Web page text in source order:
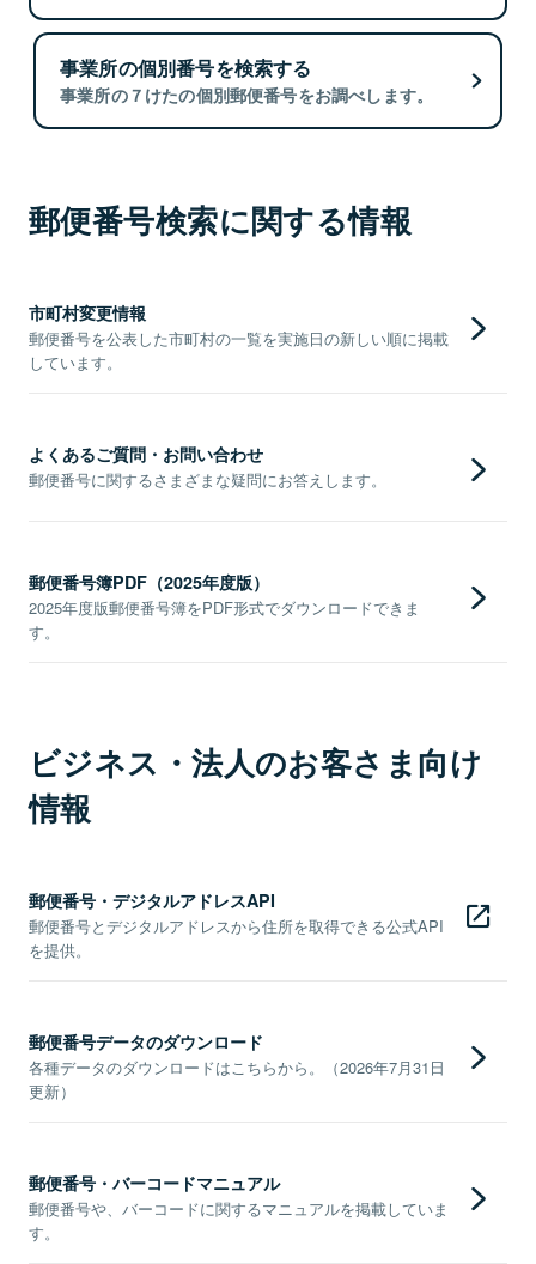
事業所の個別番号を検索する
事業所の７けたの個別郵便番号をお調べします。
郵便番号検索に関する情報
市町村変更情報
郵便番号を公表した市町村の一覧を実施日の新しい順に掲載
しています。
よくあるご質問・お問い合わせ
郵便番号に関するさまざまな疑問にお答えします。
郵便番号簿PDF（2025年度版）
2025年度版郵便番号簿をPDF形式でダウンロードできま
す。
ビジネス・法人のお客さま向け
情報
郵便番号・デジタルアドレスAPI
郵便番号とデジタルアドレスから住所を取得できる公式API
を提供。
郵便番号データのダウンロード
各種データのダウンロードはこちらから。（2026年7月31日
更新）
郵便番号・バーコードマニュアル
郵便番号や、バーコードに関するマニュアルを掲載していま
す。